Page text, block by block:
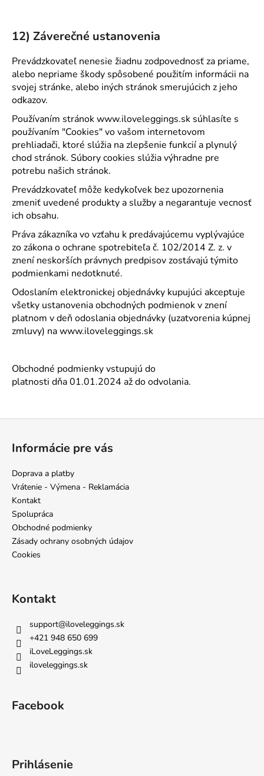
12) Záverečné ustanovenia
Prevádzkovateľ nenesie žiadnu zodpovednosť za priame,
alebo nepriame škody spôsobené použitím informácii na
svojej stránke, alebo iných stránok smerujúcich z jeho
odkazov.
Používaním stránokwww.iloveleggings.sk súhlasíte s
používaním "Cookies" vo vašom internetovom
prehliadači, ktoré slúžia na zlepšenie funkcií a plynulý
chod stránok. Súbory cookies slúžia výhradne pre
potrebu našich stránok.
Prevádzkovateľ môže kedykoľvek bez upozornenia
zmeniť uvedené produkty a služby a negarantuje vecnosť
ich obsahu.
Práva zákazníka vo vzťahu k predávajúcemu vyplývajúce
zo zákona o ochrane spotrebiteľa č. 102/2014 Z. z. v
znení neskorších právnych predpisov zostávajú týmito
podmienkami nedotknuté.
Odoslaním elektronickej objednávky kupujúci akceptuje
všetky ustanovenia obchodných podmienok v znení
platnom v deň odoslania objednávky (uzatvorenia kúpnej
zmluvy) nawww.iloveleggings.sk
Obchodné podmienky vstupujú do
platnosti dňa 01.01.2024 až do odvolania.
Informácie pre vás
Doprava a platby
Vrátenie - Výmena - Reklamácia
Kontakt
Spolupráca
Obchodné podmienky
Zásady ochrany osobných údajov
Cookies
Kontakt
support@iloveleggings.sk
+421 948 650 699
iLoveLeggings.sk
iloveleggings.sk
Facebook
Prihlásenie